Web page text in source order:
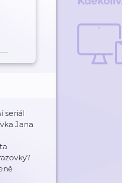
seriál
Jana